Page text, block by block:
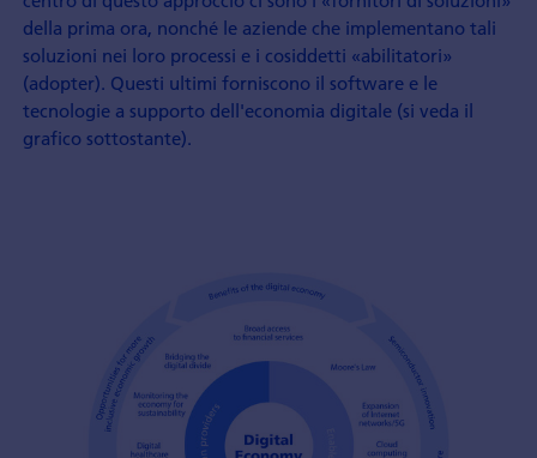
della prima ora, nonché le aziende che implementano tali
soluzioni nei loro processi e i cosiddetti «abilitatori»
(adopter). Questi ultimi forniscono il software e le
tecnologie a supporto dell'economia digitale (si veda il
grafico sottostante).